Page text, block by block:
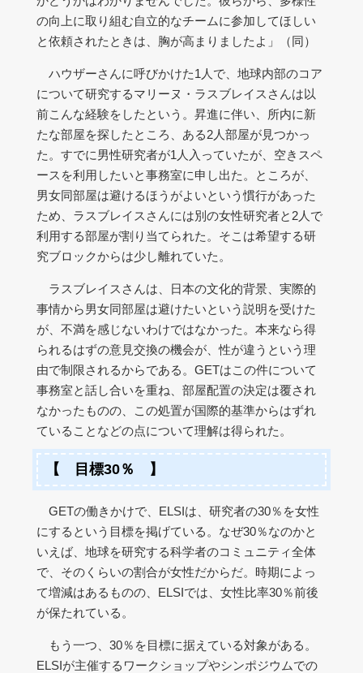
の向上に取り組む自立的なチームに参加してほしい
と依頼されたときは、胸が高まりましたよ」（同）
ハウザーさんに呼びかけた1人で、地球内部のコア
について研究するマリーヌ・ラスブレイスさんは以
前こんな経験をしたという。昇進に伴い、所内に新
たな部屋を探したところ、ある2人部屋が見つかっ
た。すでに男性研究者が1人入っていたが、空きスペ
ースを利用したいと事務室に申し出た。ところが、
男女同部屋は避けるほうがよいという慣行があった
ため、ラスブレイスさんには別の女性研究者と2人で
利用する部屋が割り当てられた。そこは希望する研
究ブロックからは少し離れていた。
ラスブレイスさんは、日本の文化的背景、実際的
事情から男女同部屋は避けたいという説明を受けた
が、不満を感じないわけではなかった。本来なら得
られるはずの意見交換の機会が、性が違うという理
由で制限されるからである。GETはこの件について
事務室と話し合いを重ね、部屋配置の決定は覆され
なかったものの、この処置が国際的基準からはずれ
ていることなどの点について理解は得られた。
【 目標30％ 】
GETの働きかけで、ELSIは、研究者の30％を女性
にするという目標を掲げている。なぜ30％なのかと
いえば、地球を研究する科学者のコミュニティ全体
で、そのくらいの割合が女性だからだ。時期によっ
て増減はあるものの、ELSIでは、女性比率30％前後
が保たれている。
もう一つ、30％を目標に据えている対象がある。
ELSIが主催するワークショップやシンポジウムでの